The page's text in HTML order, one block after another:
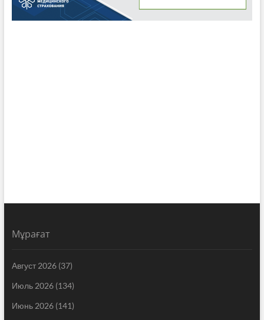
Мұрағат
Август 2026(37)
Июль 2026(134)
Июнь 2026(141)